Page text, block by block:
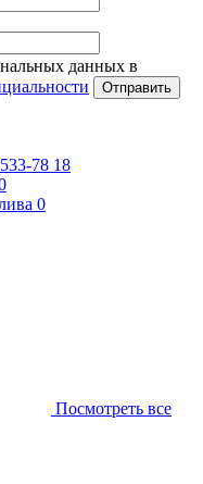
данных в
Отправить
78 18
0
Посмотреть все